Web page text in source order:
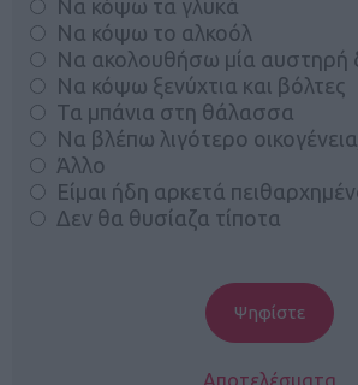
Να κόψω τα γλυκά
Να κόψω το αλκοόλ
Να ακολουθήσω μία αυστηρή
Να κόψω ξενύχτια και βόλτες
Τα μπάνια στη θάλασσα
Να βλέπω λιγότερο
Άλλο
Είμαι ήδη αρκετά
Δεν θα θυσίαζα τίποτα
Αποτελέσματα